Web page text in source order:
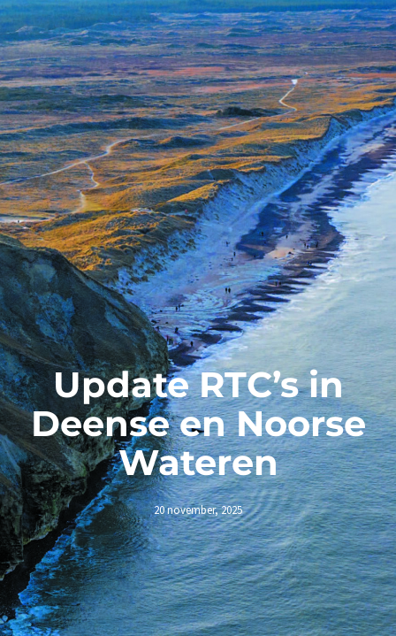
Update RTC’s in
Deense en Noorse
Wateren
20 november, 2025